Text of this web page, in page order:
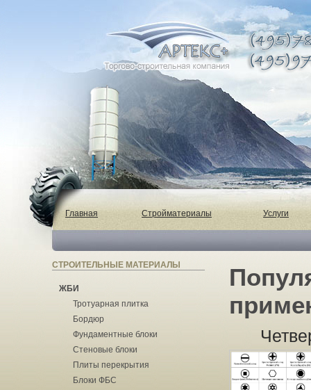
Главная Стройматериалы Услуги
СТРОИТЕЛЬНЫЕ МАТЕРИАЛЫ
ЖБИ
Тротуарная плитка
Бордюр
Фундаментные блоки
Стеновые блоки
Плиты перекрытия
Блоки ФБС